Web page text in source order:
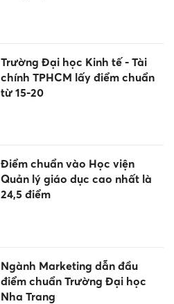
Trường Đại học Kinh tế - Tài
chính TPHCM lấy điểm chuẩn
từ 15-20
Điểm chuẩn vào Học viện
Quản lý giáo dục cao nhất là
24,5 điểm
Ngành Marketing dẫn đầu
điểm chuẩn Trường Đại học
Nha Trang